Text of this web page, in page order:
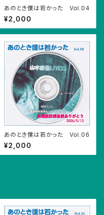
あのとき僕は若かった Vol.04
¥2,000
あのとき僕は若かった Vol.06
¥2,000